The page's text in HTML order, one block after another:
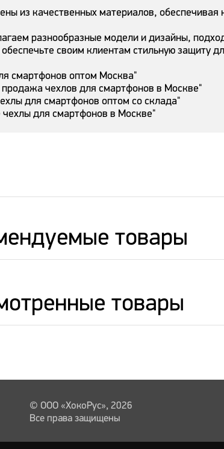
из качественных материалов,
разнообразные модели и дизайны,
своим клиентам стильную защиту
смартфонов оптом Москва"
чехлов для смартфонов в Москве"
для смартфонов оптом со склада"
для смартфонов в Москве"
товары
товары
© ООО «ХокоРус», 2026
Все права защищены